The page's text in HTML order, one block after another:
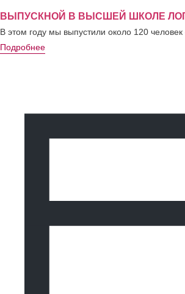
ВЫПУСКНОЙ В ВЫСШЕЙ ШКОЛЕ
В этом году мы выпустили около 120
Подробнее